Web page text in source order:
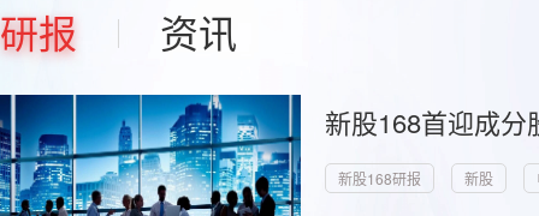
研报 资讯
新股168首迎成
新股168研报 新股